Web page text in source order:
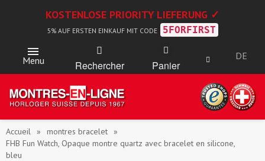
KOSTENLOSE PRIORITY LIEFERUNG ✓
5% AUF ERSTEN EINKAUF MIT CODE 5FORFIRST
Menu Rechercher Panier
DE
Accueil
montres bracelet
FHB Fun Watch, Opaque montre quartz avec bracelet en silicone,
bleu